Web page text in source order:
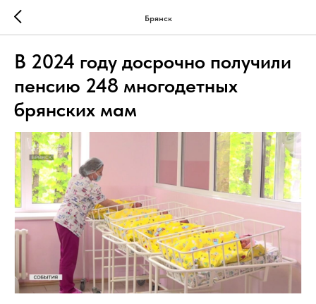
Брянск
В 2024 году досрочно получили
пенсию 248 многодетных
брянских мам